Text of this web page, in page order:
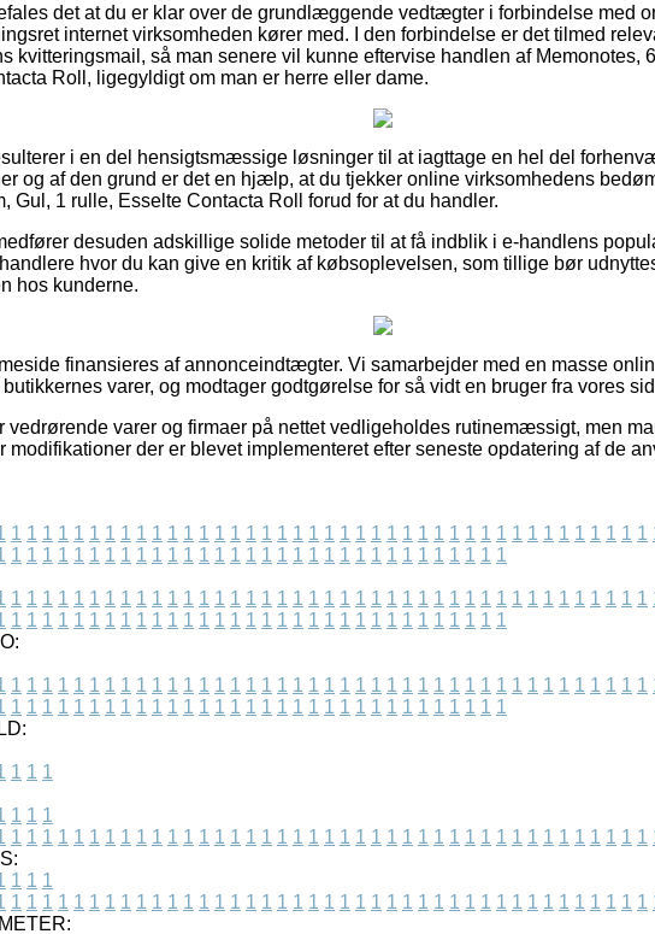
det at du er klar over de grundlæggende vedtægter i forbindelse med
internet virksomheden kører med. I den forbindelse er det tilmed
kvitteringsmail, så man senere vil kunne eftervise handlen af Memonotes,
Roll, ligegyldigt om man er herre eller dame.
i en del hensigtsmæssige løsninger til at iagttage en hel del
og af den grund er det en hjælp, at du tjekker online virksomhedens
Gul, 1 rulle, Esselte Contacta Roll forud for at du handler.
desuden adskillige solide metoder til at få indblik i e-handlens
hvor du kan give en kritik af købsoplevelsen, som tillige bør
hos kunderne.
finansieres af annonceindtægter. Vi samarbejder med en masse
varer, og modtager godtgørelse for så vidt en bruger fra vores
vedrørende varer og firmaer på nettet vedligeholdes rutinemæssigt, men
modifikationer der er blevet implementeret efter seneste opdatering af de
1 1 1 1 1 1 1 1 1 1 1 1 1 1 1 1 1 1 1 1 1 1 1 1 1 1 1 1 1 1 1 1 1 1 1 1 1 1 1 1 1
1 1 1 1 1 1 1 1 1 1 1 1 1 1 1 1 1 1 1 1 1 1 1 1 1 1 1 1 1 1 1 1
1 1 1 1 1 1 1 1 1 1 1 1 1 1 1 1 1 1 1 1 1 1 1 1 1 1 1 1 1 1 1 1 1 1 1 1 1 1 1 1 1
1 1 1 1 1 1 1 1 1 1 1 1 1 1 1 1 1 1 1 1 1 1 1 1 1 1 1 1 1 1 1 1
1 1 1 1 1 1 1 1 1 1 1 1 1 1 1 1 1 1 1 1 1 1 1 1 1 1 1 1 1 1 1 1 1 1 1 1 1 1 1 1 1
1 1 1 1 1 1 1 1 1 1 1 1 1 1 1 1 1 1 1 1 1 1 1 1 1 1 1 1 1 1 1 1
1 1 1
1 1 1
1 1 1 1 1 1 1 1 1 1 1 1 1 1 1 1 1 1 1 1 1 1 1 1 1 1 1 1 1 1 1 1 1 1 1 1 1 1 1 1 1
1 1 1
1 1 1 1 1 1 1 1 1 1 1 1 1 1 1 1 1 1 1 1 1 1 1 1 1 1 1 1 1 1 1 1 1 1 1 1 1 1 1 1 1